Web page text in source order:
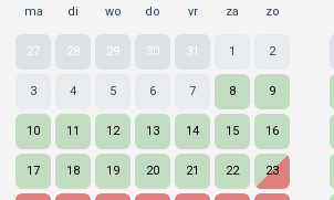
ma di wo do vr za zo
27 28 29 30 31 1 2
3 4 5 6 7 8 9
10 11 12 13 14 15 16
17 18 19 20 21 22 23